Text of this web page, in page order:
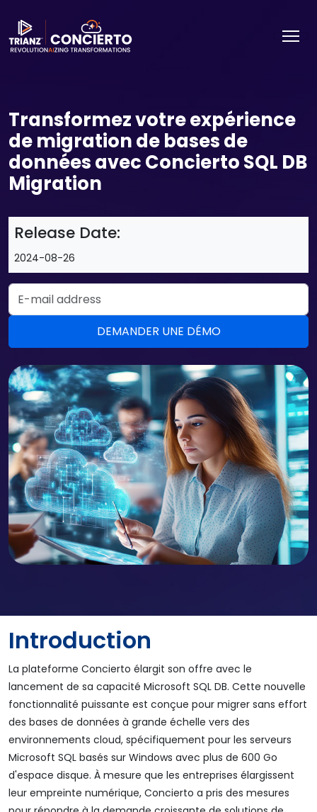
Transformez votre expérience
de migration de bases de
données avec Concierto SQL DB
Migration
Release Date:
2024-08-26
Email Address
Introduction
La plateforme Concierto élargit son offre avec le
lancement de sa capacité Microsoft SQL DB. Cette nouvelle
fonctionnalité puissante est conçue pour migrer sans effort
des bases de données à grande échelle vers des
environnements cloud, spécifiquement pour les serveurs
Microsoft SQL basés sur Windows avec plus de 600 Go
d'espace disque. À mesure que les entreprises élargissent
leur empreinte numérique, Concierto a pris des mesures